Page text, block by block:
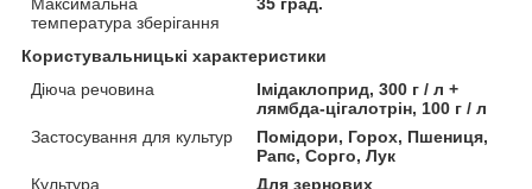
температура зберігання
Користувальницькі характеристики
Діюча речовина
Імідаклоприд, 300 г / л +
лямбда-цігалотрін, 100 г / л
Застосування для культур
Помідори, Горох, Пшениця,
Рапс, Сорго, Лук
Культура
Для зернових